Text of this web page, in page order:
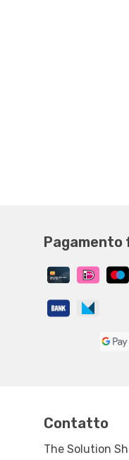
Pagamento
Contatto
The Solution